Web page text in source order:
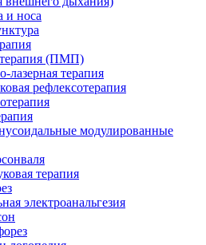
и носа
(ПМП)
лазерная терапия
рефлексотерапия
модулированные
терапия
электроанальгезия